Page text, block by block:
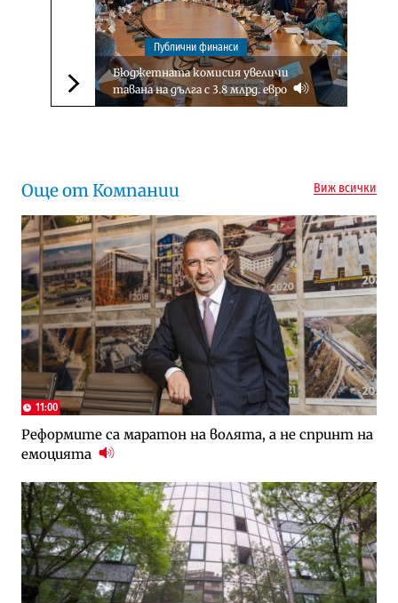
Следваща новина
Публични финанси
Бюджетната комисия увеличи
тавана на дълга с 3.8 млрд. евро
Още от Компании Виж всички
11:00
Реформите са маратон на волята, а не спринт на
емоцията